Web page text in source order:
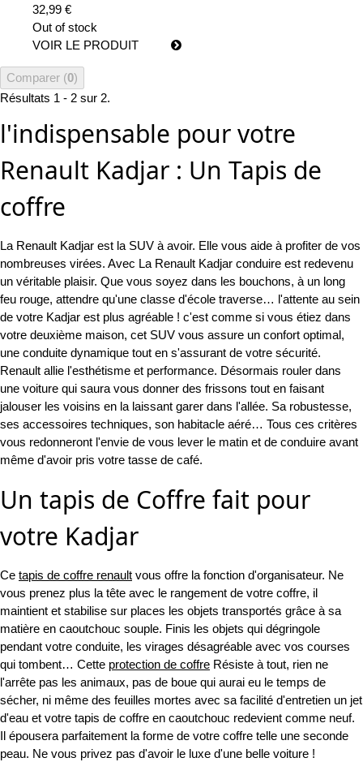
32,99 €
Out of stock
VOIR LE PRODUIT
Comparer (0)
Résultats 1 - 2 sur 2.
l'indispensable pour votre
Renault Kadjar : Un Tapis de
coffre
La Renault Kadjar est la SUV à avoir. Elle vous aide à profiter de vos
nombreuses virées. Avec La Renault Kadjar conduire est redevenu
un véritable plaisir. Que vous soyez dans les bouchons, à un long
feu rouge, attendre qu'une classe d'école traverse… l'attente au sein
de votre Kadjar est plus agréable ! c'est comme si vous étiez dans
votre deuxième maison, cet SUV vous assure un confort optimal,
une conduite dynamique tout en s'assurant de votre sécurité.
Renault allie l'esthétisme et performance. Désormais rouler dans
une voiture qui saura vous donner des frissons tout en faisant
jalouser les voisins en la laissant garer dans l'allée. Sa robustesse,
ses accessoires techniques, son habitacle aéré… Tous ces critères
vous redonneront l'envie de vous lever le matin et de conduire avant
même d'avoir pris votre tasse de café.
Un tapis de Coffre fait pour
votre Kadjar
Ce tapis de coffre renault vous offre la fonction d'organisateur. Ne
vous prenez plus la tête avec le rangement de votre coffre, il
maintient et stabilise sur places les objets transportés grâce à sa
matière en caoutchouc souple. Finis les objets qui dégringole
pendant votre conduite, les virages désagréable avec vos courses
qui tombent… Cette protection de coffre Résiste à tout, rien ne
l'arrête pas les animaux, pas de boue qui aurai eu le temps de
sécher, ni même des feuilles mortes avec sa facilité d'entretien un jet
d'eau et votre tapis de coffre en caoutchouc redevient comme neuf.
Il épousera parfaitement la forme de votre coffre telle une seconde
peau. Ne vous privez pas d'avoir le luxe d'une belle voiture !